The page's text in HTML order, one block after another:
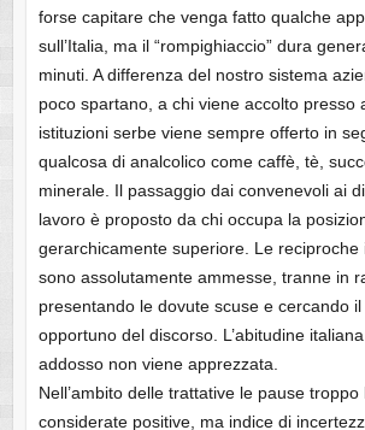
forse capitare che venga fatto qualche
sull’Italia, ma il “rompighiaccio” dura
minuti. A differenza del nostro sistema
poco spartano, a chi viene accolto presso
istituzioni serbe viene sempre offerto in
qualcosa di analcolico come caffè, tè,
minerale. Il passaggio dai convenevoli ai
lavoro è proposto da chi occupa la
gerarchicamente superiore. Le reciproche
sono assolutamente ammesse, tranne in
presentando le dovute scuse e cercando
opportuno del discorso. L’abitudine
addosso non viene apprezzata.
Nell’ambito delle trattative le pause
considerate positive, ma indice di